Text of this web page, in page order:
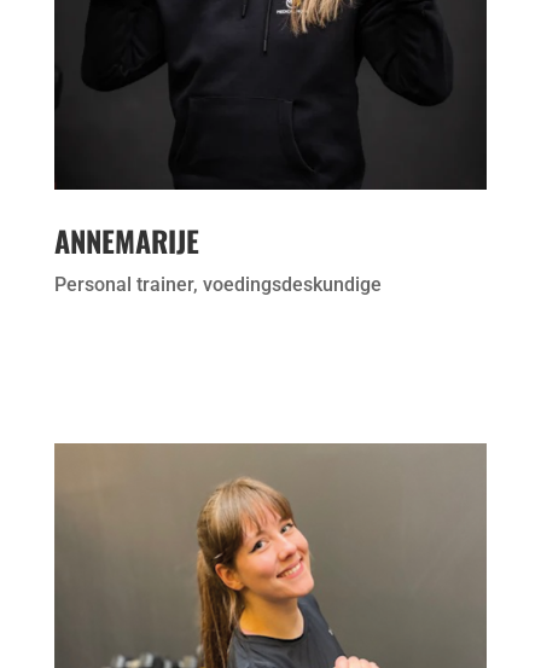
ANNEMARIJE
Personal trainer, voedingsdeskundige